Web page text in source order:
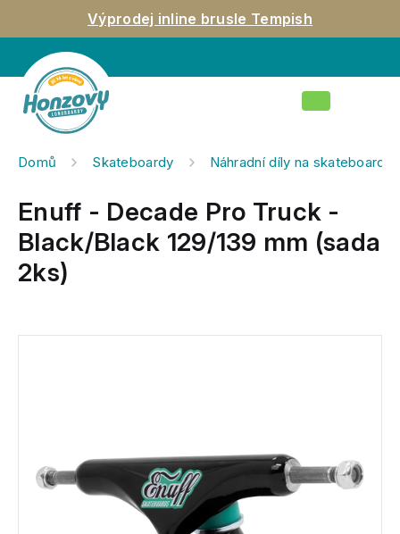
obsah
Výprodej inline brusle Tempish
Nákupní
Domů Skateboardy Náhradní díly na skateboardy
Enuff - Decade Pro Truck -
Black/Black 129/139 mm (sada
2ks)